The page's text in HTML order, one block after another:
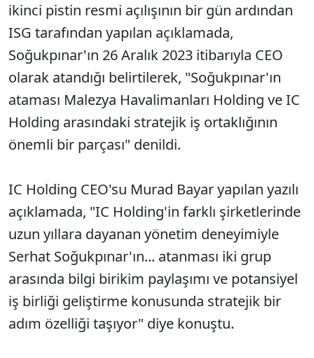
ikinci pistin resmi açılışının bir gün ardından
ISG tarafından yapılan açıklamada,
Soğukpınar'ın 26 Aralık 2023 itibarıyla CEO
olarak atandığı belirtilerek, "Soğukpınar'ın
ataması Malezya Havalimanları Holding ve IC
Holding arasındaki stratejik iş ortaklığının
önemli bir parçası" denildi.
IC Holding CEO'su Murad Bayar yapılan yazılı
açıklamada, "IC Holding'in farklı şirketlerinde
uzun yıllara dayanan yönetim deneyimiyle
Serhat Soğukpınar'ın... atanması iki grup
arasında bilgi birikim paylaşımı ve potansiyel
iş birliği geliştirme konusunda stratejik bir
adım özelliği taşıyor" diye konuştu.